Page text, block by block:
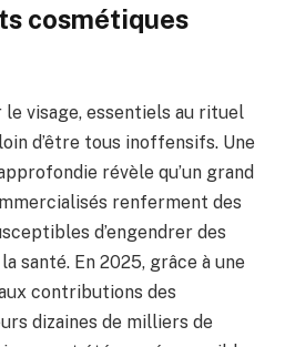
cosmétiques
visage, essentiels au rituel
d’être tous inoffensifs. Une
révèle qu’un grand
renferment des
d’engendrer des
santé. En 2025, grâce à une
contributions des
dizaines de milliers de